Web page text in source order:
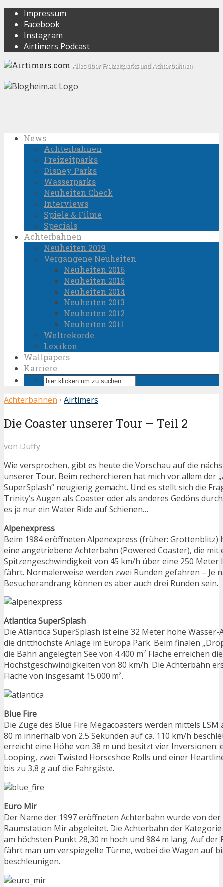
Impressum
Facebook
Instagram
Airtimers Podcast
Alles über Freizeitparks und Achterbahnen
News
Achterbahnen
Freizeitparks
Disney Parks
Wasserparks
Neuheiten Check
Interviews
Spiele & Filme
Specials
Achterbahnen
Neuheiten 2019
Vergangene Neuheiten
Neuheiten 2016
Neuheiten 2015
Neuheiten 2014
Neuheiten 2013
Neuheiten 2012
Neuheiten 2011
Weltrekorde
Lexikon
Wallpapers
Karriere
Achterbahnen • Airtimers
Die Coaster unserer Tour – Teil 2
von Duffy
Wie versprochen, gibt es heute die Vorschau auf die
unserer Tour. Beim recherchieren hat mich vor allem der
SuperSplash“ neugierig gemacht. Und es stellt sich die
Trinity‘s Augen als Coaster oder als anderes Gedöns
es ja nur ein Water Ride auf Schienen…
Alpenexpress
Beim 1984 eröffneten Alpenexpress (früher: Grottenblitz)
eine angetriebene Achterbahn (Powered Coaster), die mit
Spitzengeschwindigkeit von 45 km/h über eine 250 Meter
fährt. Normalerweise werden zwei Runden gefahren – Je
Besucherandrang können es aber auch drei Runden sein.
Atlantica SuperSplash
Die Atlantica SuperSplash ist eine 32 Meter hohe
die dritthöchste Anlage im Europa Park. Beim finalen
die Bahn angelegten See von 4.400 m² Fläche erreichen
Höchstgeschwindigkeiten von 80 km/h. Die Achterbahn
Fläche von insgesamt 15.000 m².
Blue Fire
Die Züge des Blue Fire Megacoasters werden mittels
80 m innerhalb von 2,5 Sekunden auf ca. 110 km/h
erreicht eine Höhe von 38 m und besitzt vier Inversionen:
Looping, zwei Twisted Horseshoe Rolls und einer
bis zu 3,8 g auf die Fahrgäste.
Euro Mir
Der Name der 1997 eröffneten Achterbahn wurde von der
Raumstation Mir abgeleitet. Die Achterbahn der
am höchsten Punkt 28,30 m hoch und 984 m lang. Auf der
fährt man um verspiegelte Türme, wobei die Wagen auf
beschleunigen.